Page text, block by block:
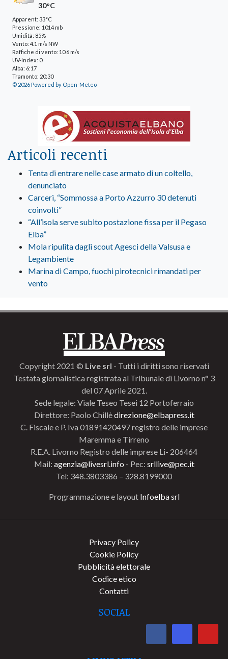
30°C
Apparent: 33°C
Pressione: 1014 mb
Umidità: 85%
Vento: 4.1 m/s NW
Raffiche di vento: 10.6 m/s
UV-Index: 0
Alba: 6:17
Tramonto: 20:30
© 2026 Powered by Open-Meteo
Articoli recenti
Tenta di entrare nelle case armato di un coltello,
denunciato
Carceri, “Sommossa a Porto Azzurro 30 detenuti
coinvolti”
“All’isola serve subito postazione fissa per il Pegaso
Elba”
Mola ripulita dagli scout Agesci della Valsusa e
Legambiente
Marina di Campo, fuochi pirotecnici rimandati per
vento
Copyright 2021 © Live srl - Tutti i diritti sono riservati
Testata giornalistica registrata al Tribunale di Livorno n° 3
del 07 Aprile 2021.
Sede legale: Viale Teseo Tesei 12 Portoferraio
Direttore: Paolo Chillèdirezione@elbapress.it
C. Fiscale e P. Iva 01891420497 registro delle imprese
Maremma e Tirreno
R.E.A. Livorno Registro delle imprese Li- 206464
Mail: agenzia@livesrl.info - Pec: srllive@pec.it
Tel: 348.3803386 – 328.8199000
Programmazione e layout Infoelba srl
Privacy Policy
Cookie Policy
Pubblicità elettorale
Codice etico
Contatti
SOCIAL